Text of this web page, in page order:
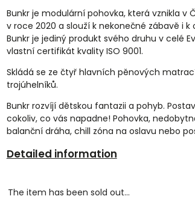
Bunkr je modulární pohovka, která vznikla v
v roce 2020 a slouží k nekonečné zábavě i k
Bunkr je jediný produkt svého druhu v celé
vlastní certifikát kvality ISO 9001.
Skládá se ze čtyř hlavních pěnových
trojúhelníků.
Bunkr rozvíjí dětskou fantazii a pohyb.
cokoliv, co vás napadne! Pohovka,
balanční dráha, chill zóna na oslavu nebo
Detailed information
The item has been sold out…